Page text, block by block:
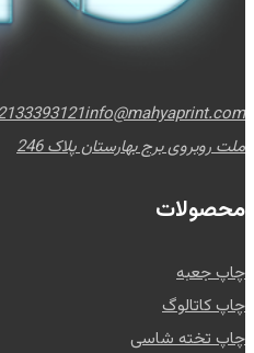
info@mahyaprint.com
ملت روبروی برج بهارستان پلاک 246
محصولات
چاپ جعبه
چاپ کاتالوگ
چاپ تخته شاسی